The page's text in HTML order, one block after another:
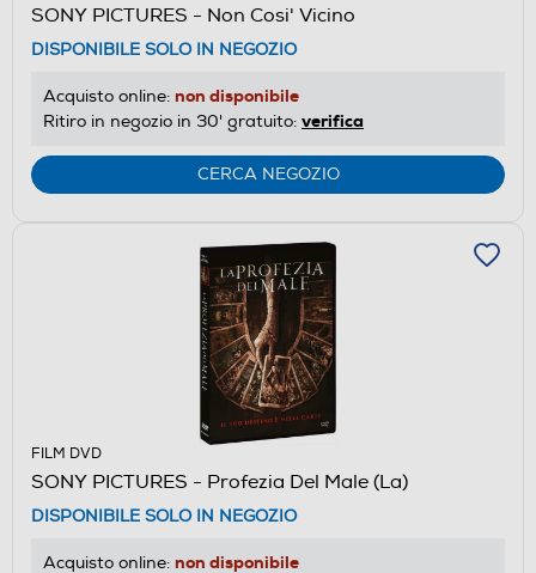
SONY PICTURES - Non Cosi' Vicino
DISPONIBILE SOLO IN NEGOZIO
Acquisto online: non disponibile
Ritiro in negozio in 30' gratuito: verifica
CERCA NEGOZIO
FILM DVD
SONY PICTURES - Profezia Del Male (La)
DISPONIBILE SOLO IN NEGOZIO
Acquisto online: non disponibile